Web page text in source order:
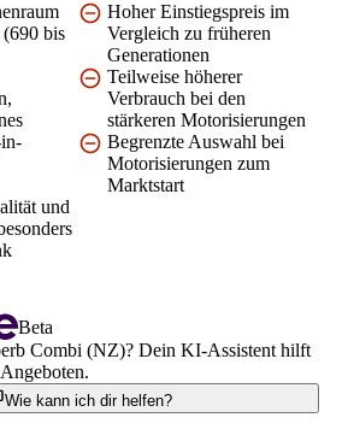
bis
und
Hoher Einstiegspreis im
Vergleich zu früheren
Generationen
Teilweise höherer
Verbrauch bei den
stärkeren Motorisierungen
Begrenzte Auswahl bei
Motorisierungen zum
Marktstart
Beta
Combi (NZ)? Dein KI-Assistent hilft
Wie kann ich dir helfen?